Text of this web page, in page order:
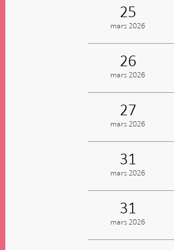
25
mars 2026
26
mars 2026
27
mars 2026
31
mars 2026
31
mars 2026